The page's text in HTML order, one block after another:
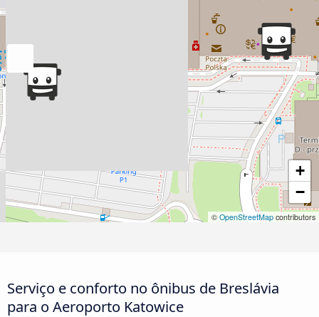
+
−
© OpenStreetMap contributors
Serviço e conforto no ônibus de Breslávia
para o Aeroporto Katowice